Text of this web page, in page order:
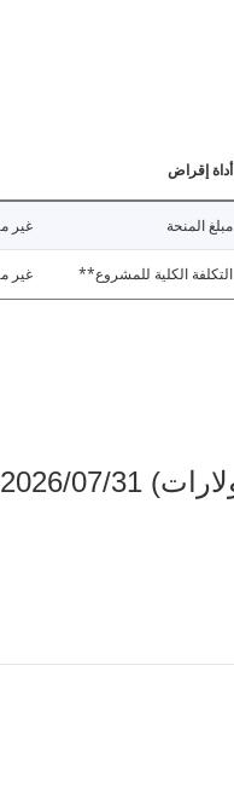
أداة إقراض
مبلغ المنحة غير
التكلفة الكلية للمشروع** غير
07/31